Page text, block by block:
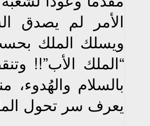
الأمر لم يصدق
ويسلك الملك
“الملك الأب”!!
بالسلام
يعرف سر تحول